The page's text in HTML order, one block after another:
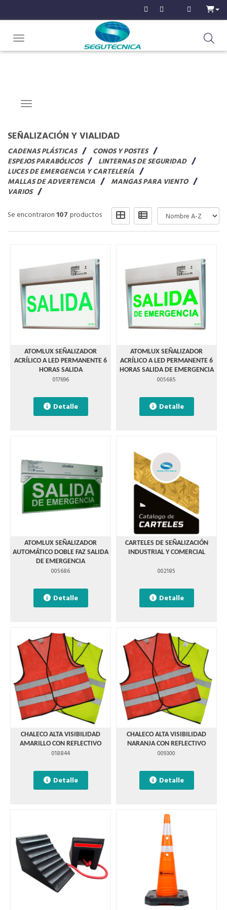
Toggle navigation
Navigation ein-/ausblenden
SEÑALIZACIÓN Y VIALIDAD
CADENAS PLÁSTICAS
CONOS Y POSTES
ESPEJOS PARABÓLICOS
LINTERNAS DE SEGURIDAD
LUCES DE EMERGENCIA Y CARTELERÍA
MALLAS DE ADVERTENCIA
MANGAS PARA VIENTO
VARIOS
Se encontraron107 productos
ATOMLUX SEÑALIZADOR
ACRÍLICO A LED PERMANENTE 6
HORAS SALIDA
017696
Detalle
ATOMLUX SEÑALIZADOR
ACRÍLICO A LED PERMANENTE 6
HORAS SALIDA DE EMERGENCIA
005685
Detalle
ATOMLUX SEÑALIZADOR
AUTOMÁTICO DOBLE FAZ SALIDA
DE EMERGENCIA
005686
Detalle
CARTELES DE SEÑALIZACIÓN
INDUSTRIAL Y COMERCIAL
002185
Detalle
CHALECO ALTA VISIBILIDAD
AMARILLO CON REFLECTIVO
018844
Detalle
CHALECO ALTA VISIBILIDAD
NARANJA CON REFLECTIVO
009300
Detalle